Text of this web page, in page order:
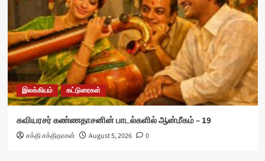
இலக்கியம் கட்டுரைகள்
கவியரசர் கண்ணதாசனின் பாடல்களில் ஆன்மீகம் – 19
சக்தி சக்திதாசன் August 5, 2026 0